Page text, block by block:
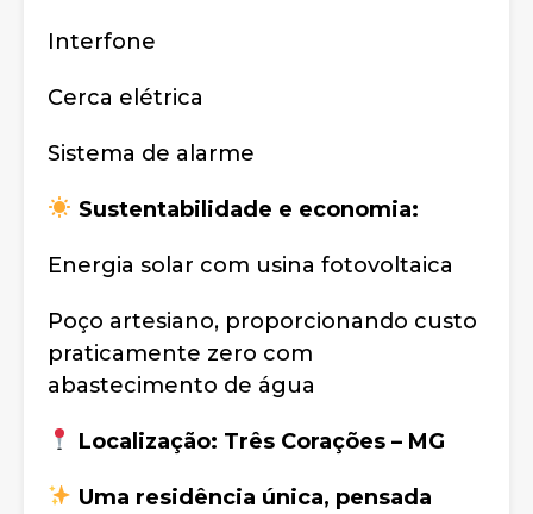
Interfone
Cerca elétrica
Sistema de alarme
Sustentabilidade e economia:
Energia solar com usina fotovoltaica
Poço artesiano, proporcionando custo
praticamente zero com
abastecimento de água
Localização: Três Corações – MG
Uma residência única, pensada